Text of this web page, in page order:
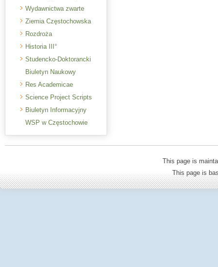
Wydawnictwa zwarte
Ziemia Częstochowska
Rozdroża
Historia III°
Studencko-Doktorancki
Biuletyn Naukowy
Res Academicae
Science Project Scripts
Biuletyn Informacyjny
WSP w Częstochowie
This page is
This page is